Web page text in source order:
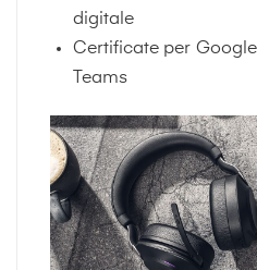
digitale
Certificate per
Teams